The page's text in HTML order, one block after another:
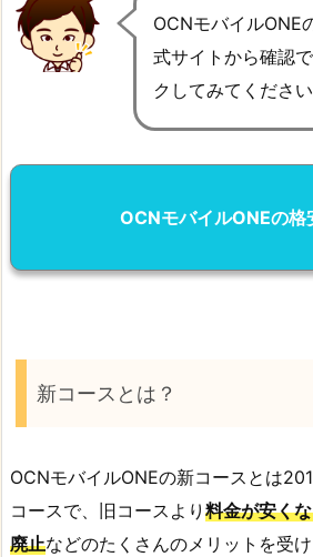
OCNモバイルONE
式サイトから確認
クしてみてください
OCNモバイルONEの格
新コースとは？
OCNモバイルONEの新コースとは
コースで、旧コースより 料金が安く
廃止などのたくさんのメリットを受